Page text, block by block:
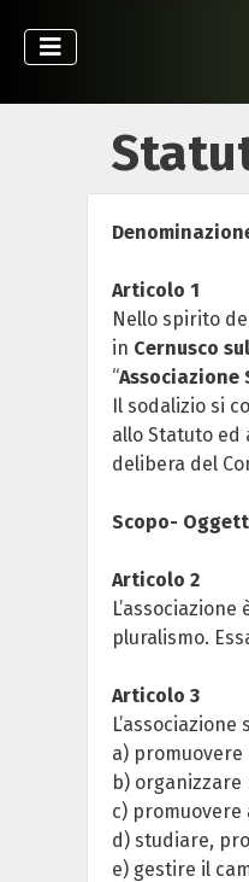
Articolo 1
Nello spirito
in Cernusco
“
Il sodalizio si
allo Statuto ed
delibera del
Scopo-
Articolo 2
pluralismo.
Articolo 3
a)
b)
c) promuovere
d) studiare,
e) gestire il